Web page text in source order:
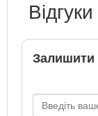
Відгуки
Залишити